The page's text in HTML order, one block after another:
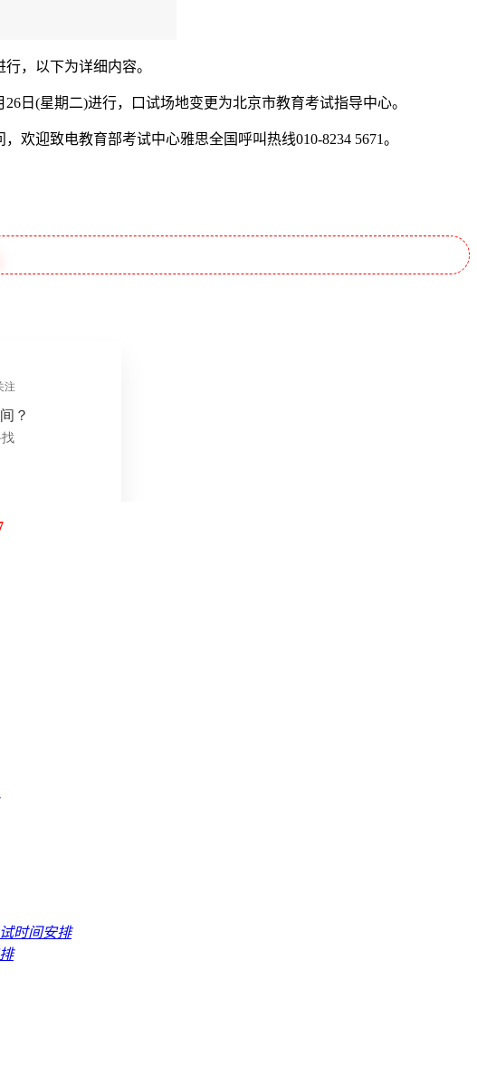
，以下为详细内容。
日(星期二)进行，口试场地变更为北京市教育考试指导中心。
迎致电教育部考试中心雅思全国呼叫热线010-8234 5671。
时间安排